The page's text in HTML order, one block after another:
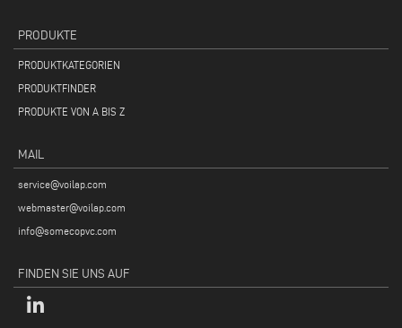
PRODUKTE
PRODUKTKATEGORIEN
PRODUKTFINDER
PRODUKTE VON A BIS Z
MAIL
service@voilap.com
webmaster@voilap.com
info@somecopvc.com
FINDEN SIE UNS AUF